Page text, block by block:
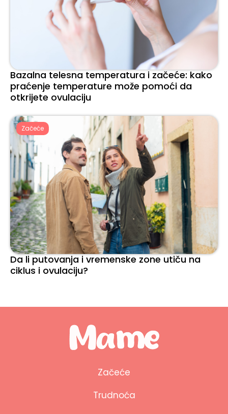
Bazalna telesna temperatura i začeće: kako
praćenje temperature može pomoći da
otkrijete ovulaciju
Začeće
Da li putovanja i vremenske zone utiču na
ciklus i ovulaciju?
Začeće
Trudnoća